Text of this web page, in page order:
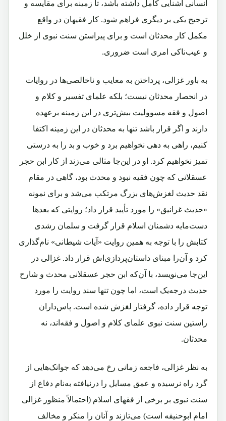
انسانی آشنایی کامل داشته باشد، تا زمینه برای مقایسه و
ترجیح یکی بر دیگری فراهم شود. کار فقیهان در واقع
مکمل کار محدثان است و برای پیراستن سنت نبوی از خلل
و عیب‌ناکی امری است ضروری.
به باور غزالی، پرداختن به معایب و ناخالصی‌ها در روایات
در انحصار محدثان نیست؛ بلکه علمای تفسیر و کلام و
اصول و فقه مسوولیت بیش‌تری در این زمینه برعهده
دارند و اگر قرار باشد تنها به محدثان در این زمینه اکتفا
کنیم، راهی به دهی نخواهیم برد و خوب و بد را به درستی
تمیز نخواهیم کرد. او در این‌جا مثالی می‌زند از کار ابن حجر
عسقلانی که چون فقیه نبود و محدث بود، گاهی در مقام
نقد حدیث لغزش‌های بزرگ مرتکب می‌شد و برای نمونه
«حدیث غرانیق» را مورد تأیید قرار داد؛ روایتی که بعدها
دست‌مایه دشمنان اسلام قرار گرفت و سلمان رشدی
کتابش را با توجه به همین روایت «آیات شیطانی» نام‌گذاری
کرد و آن‌را مبنای داستان‌پردازی‌اش قرار داد. غزالی در
این‌جا می‌نویسد، با آن‌که ابن حجر عسقلانی محدث و شارح
حدیث درجه‌یک است، اما چون تنها سند روایت را مورد
توجه قرار داده، گرفتار لغزش شده است. پاس‌داران
راستین سنت نبوی علمای کلام و اصول و فقه‌اند، نه
محدثان.
به نظر غزالی، فاجعه زمانی رخ می‌دهد که جوانک‌هایی از
گرد راه نرسیده و عمق مسایل را در‌نیافته به‌نام دفاع از
سنت نبوی بر برخی از فقهای اسلام (احتمالاً منظور غزالی
امام ابوحنیفه است) می‌تازند و آنان را منکر و مخالف